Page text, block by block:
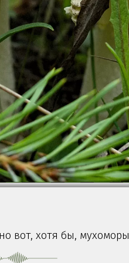
вот, хотя бы,